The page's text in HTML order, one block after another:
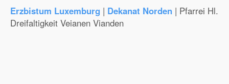
Erzbistum Luxemburg | Dekanat Norden | Pfarrei Hl.
Dreifaltigkeit Veianen Vianden